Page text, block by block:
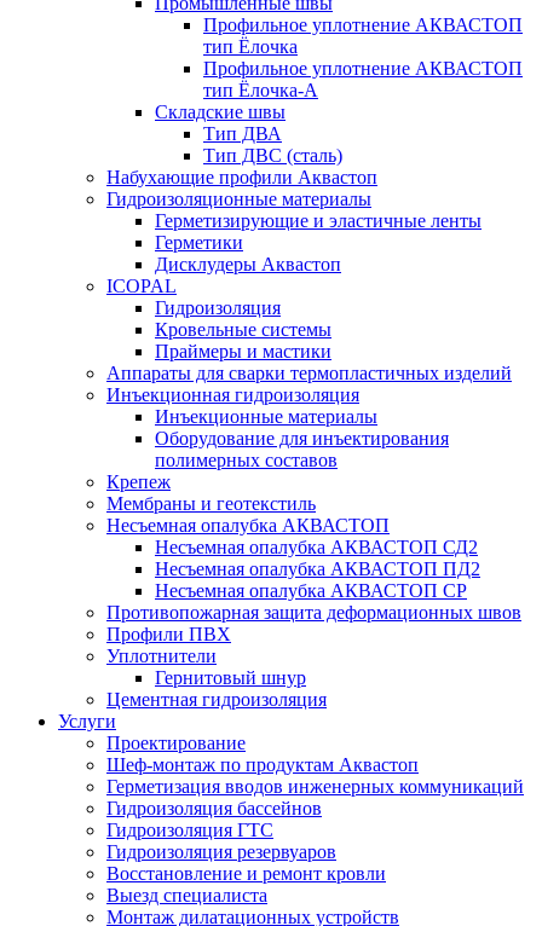
Профильное уплотнение АКВАСТОП
тип Ёлочка
Профильное уплотнение АКВАСТОП
тип Ёлочка-А
Складские швы
Тип ДВА
Тип ДВС (сталь)
Набухающие профили Аквастоп
Гидроизоляционные материалы
Герметизирующие и эластичные ленты
Герметики
Дисклудеры Аквастоп
ICOPAL
Гидроизоляция
Кровельные системы
Праймеры и мастики
Аппараты для сварки термопластичных изделий
Инъекционная гидроизоляция
Инъекционные материалы
Оборудование для инъектирования
полимерных составов
Крепеж
Мембраны и геотекстиль
Несъемная опалубка АКВАСТОП
Несъемная опалубка АКВАСТОП СД2
Несъемная опалубка АКВАСТОП ПД2
Несъемная опалубка АКВАСТОП СР
Противопожарная защита деформационных швов
Профили ПВХ
Уплотнители
Гернитовый шнур
Цементная гидроизоляция
Услуги
Проектирование
Шеф-монтаж по продуктам Аквастоп
Герметизация вводов инженерных коммуникаций
Гидроизоляция бассейнов
Гидроизоляция ГТС
Гидроизоляция резервуаров
Восстановление и ремонт кровли
Выезд специалиста
Монтаж дилатационных устройств